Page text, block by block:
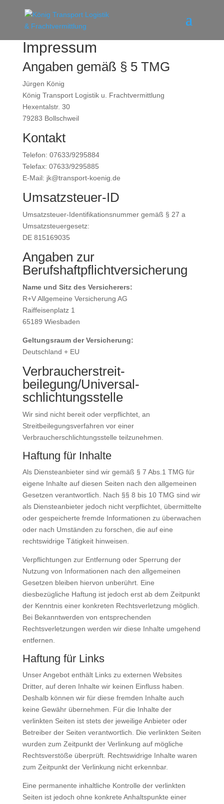
Impressum
Angaben gemäß § 5 TMG
Jürgen König
König Transport Logistik u. Frachtvermittlung
Hexentalstr. 30
79283 Bollschweil
Kontakt
Telefon: 07633/9295884
Telefax: 07633/9295885
E-Mail: jk@transport-koenig.de
Umsatzsteuer-ID
Umsatzsteuer-Identifikationsnummer gemäß § 27 a
Umsatzsteuergesetz:
DE 815169035
Angaben zur
Berufshaftpflichtversicherung
Name und Sitz des Versicherers:
R+V Allgemeine Versicherung AG
Raiffeisenplatz 1
65189 Wiesbaden
Geltungsraum der Versicherung:
Deutschland + EU
Verbraucher­streit­
beilegung/Universal­
schlichtungs­stelle
Wir sind nicht bereit oder verpflichtet, an
Streitbeilegungsverfahren vor einer
Verbraucherschlichtungsstelle teilzunehmen.
Haftung für Inhalte
Als Diensteanbieter sind wir gemäß § 7 Abs.1 TMG für
eigene Inhalte auf diesen Seiten nach den allgemeinen
Gesetzen verantwortlich. Nach §§ 8 bis 10 TMG sind wir
als Diensteanbieter jedoch nicht verpflichtet, übermittelte
oder gespeicherte fremde Informationen zu überwachen
oder nach Umständen zu forschen, die auf eine
rechtswidrige Tätigkeit hinweisen.
Verpflichtungen zur Entfernung oder Sperrung der
Nutzung von Informationen nach den allgemeinen
Gesetzen bleiben hiervon unberührt. Eine
diesbezügliche Haftung ist jedoch erst ab dem Zeitpunkt
der Kenntnis einer konkreten Rechtsverletzung möglich.
Bei Bekanntwerden von entsprechenden
Rechtsverletzungen werden wir diese Inhalte umgehend
entfernen.
Haftung für Links
Unser Angebot enthält Links zu externen Websites
Dritter, auf deren Inhalte wir keinen Einfluss haben.
Deshalb können wir für diese fremden Inhalte auch
keine Gewähr übernehmen. Für die Inhalte der
verlinkten Seiten ist stets der jeweilige Anbieter oder
Betreiber der Seiten verantwortlich. Die verlinkten Seiten
wurden zum Zeitpunkt der Verlinkung auf mögliche
Rechtsverstöße überprüft. Rechtswidrige Inhalte waren
zum Zeitpunkt der Verlinkung nicht erkennbar.
Eine permanente inhaltliche Kontrolle der verlinkten
Seiten ist jedoch ohne konkrete Anhaltspunkte einer